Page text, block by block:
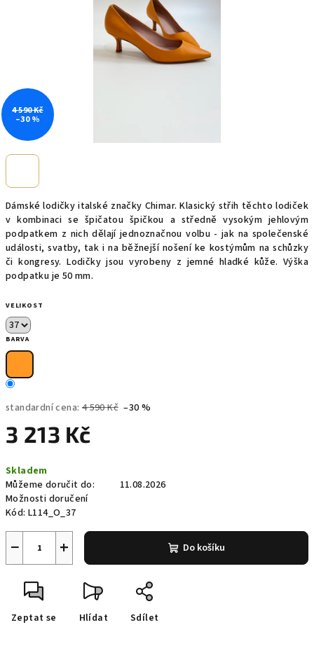
Dámské lodičky italské značky Chimar. Klasický střih těchto lodiček
v kombinaci se špičatou špičkou a středně vysokým jehlovým
podpatkem z nich dělají jednoznačnou volbu - jak na společenské
události, svatby, tak i na běžnejší nošení ke kostýmům na schůzky
či kongresy. Lodičky jsou vyrobeny z jemné hladké kůže. Výška
podpatku je 50 mm.
VELIKOST
BARVA
standardní cena: 4 590 Kč –30 %
3 213 Kč
cena:
Skladem
Můžeme doručit do:
11.08.2026
Možnosti doručení
Kód: L114_O_37
+
− Do košíku
Zeptat se Hlídat Sdílet
4 590 Kč
–30 %